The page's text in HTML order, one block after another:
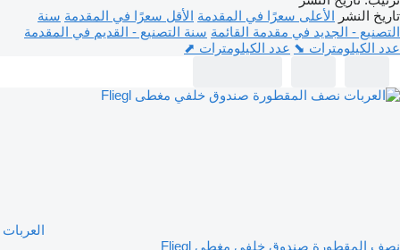
تاريخ النشر الأعلى سعرًا في المقدمة الأقل سعرًا في المقدمة سنة
التصنيع - الجديد في مقدمة القائمة سنة التصنيع - القديم في المقدمة
عدد الكيلومترات ⬊ عدد الكيلومترات ⬈
العربات
نصف المقطورة صندوق خلفي مغطى Fliegl